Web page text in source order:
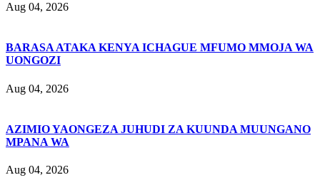
Aug 04, 2026
BARASA ATAKA KENYA ICHAGUE MFUMO MMOJA WA
UONGOZI
Aug 04, 2026
AZIMIO YAONGEZA JUHUDI ZA KUUNDA MUUNGANO
MPANA WA
Aug 04, 2026